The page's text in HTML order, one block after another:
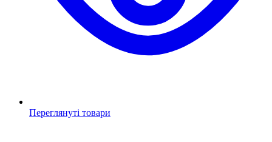
Переглянуті товари